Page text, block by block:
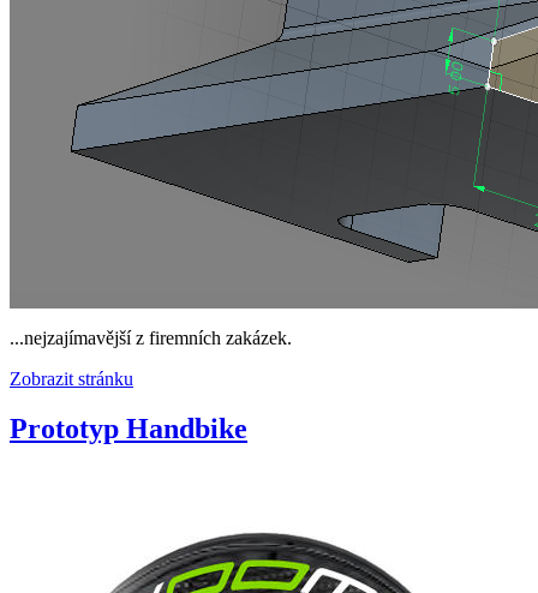
...nejzajímavější z firemních zakázek.
Zobrazit stránku
Prototyp Handbike